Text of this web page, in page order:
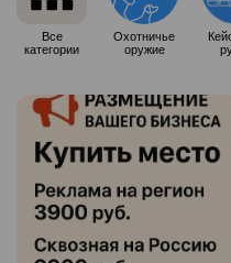
Все
категории
Охотничье
оружие